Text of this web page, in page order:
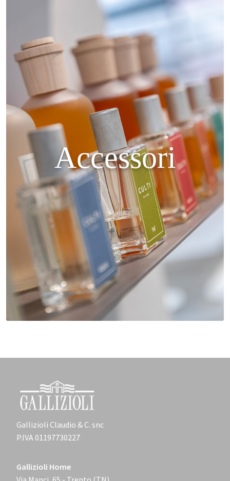
Accessori
Gallizioli Claudio & C. snc
P.IVA 01197730227
Gallizioli Home